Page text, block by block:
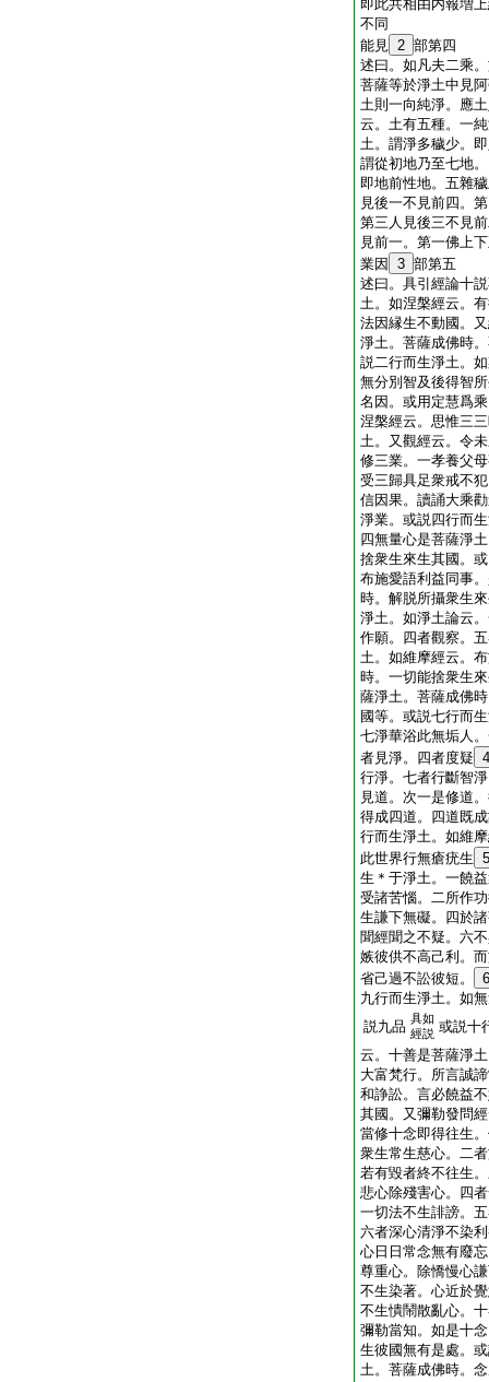
即此共相由内報増
不同
能見 2 部第四
述曰。如凡夫二乘
菩薩等於淨土中見
土則一向純淨。應
云。土有五種。一
土。謂淨多穢少。
謂從初地乃至七地
即地前性地。五雜
見後一不見前四。
第三人見後三不見
見前一。第一佛上
業因
3 部第五
述曰。具引經論十
土。如涅槃經云。
法因縁生不動國。
淨土。菩薩成佛時
説二行而生淨土。
無分別智及後得智
名因。或用定慧爲
涅槃經云。思惟三
土。又觀經云。令
修三業。一孝養父
受三歸具足衆戒不
信因果。讀誦大乘
淨業。或説四行而
四無量心是菩薩淨
捨衆生來生其國。
布施愛語利益同事
時。解脱所攝衆生
淨土。如淨土論云
作願。四者觀察。
土。如維摩經云。
時。一切能捨衆生
薩淨土。菩薩成佛
國等。或説七行而
七淨華浴此無垢人
者見淨。四者度疑 4
行淨。七者行斷智
見道。次一是修道
得成四道。四道既
行而生淨土。如維
此世界行無瘡疣生 5
生＊于淨土。一饒
受諸苦惱。二所作
生謙下無礙。四於
聞經聞之不疑。六
嫉彼供不高己利。
省己過不訟彼短。
6
九行而生淨土。如
説九品 具如
經説 或説十
云。十善是菩薩淨
大富梵行。所言誠
和諍訟。言必饒益
其國。又彌勒發問
當修十念即得往生
衆生常生慈心。二
若有毀者終不往生
悲心除殘害心。四
一切法不生誹謗。
六者深心清淨不染
心日日常念無有廢
尊重心。除憍慢心
不生染著。心近於
不生憒鬧散亂心。
彌勒當知。如是十
生彼國無有是處。
土。菩薩成佛時。